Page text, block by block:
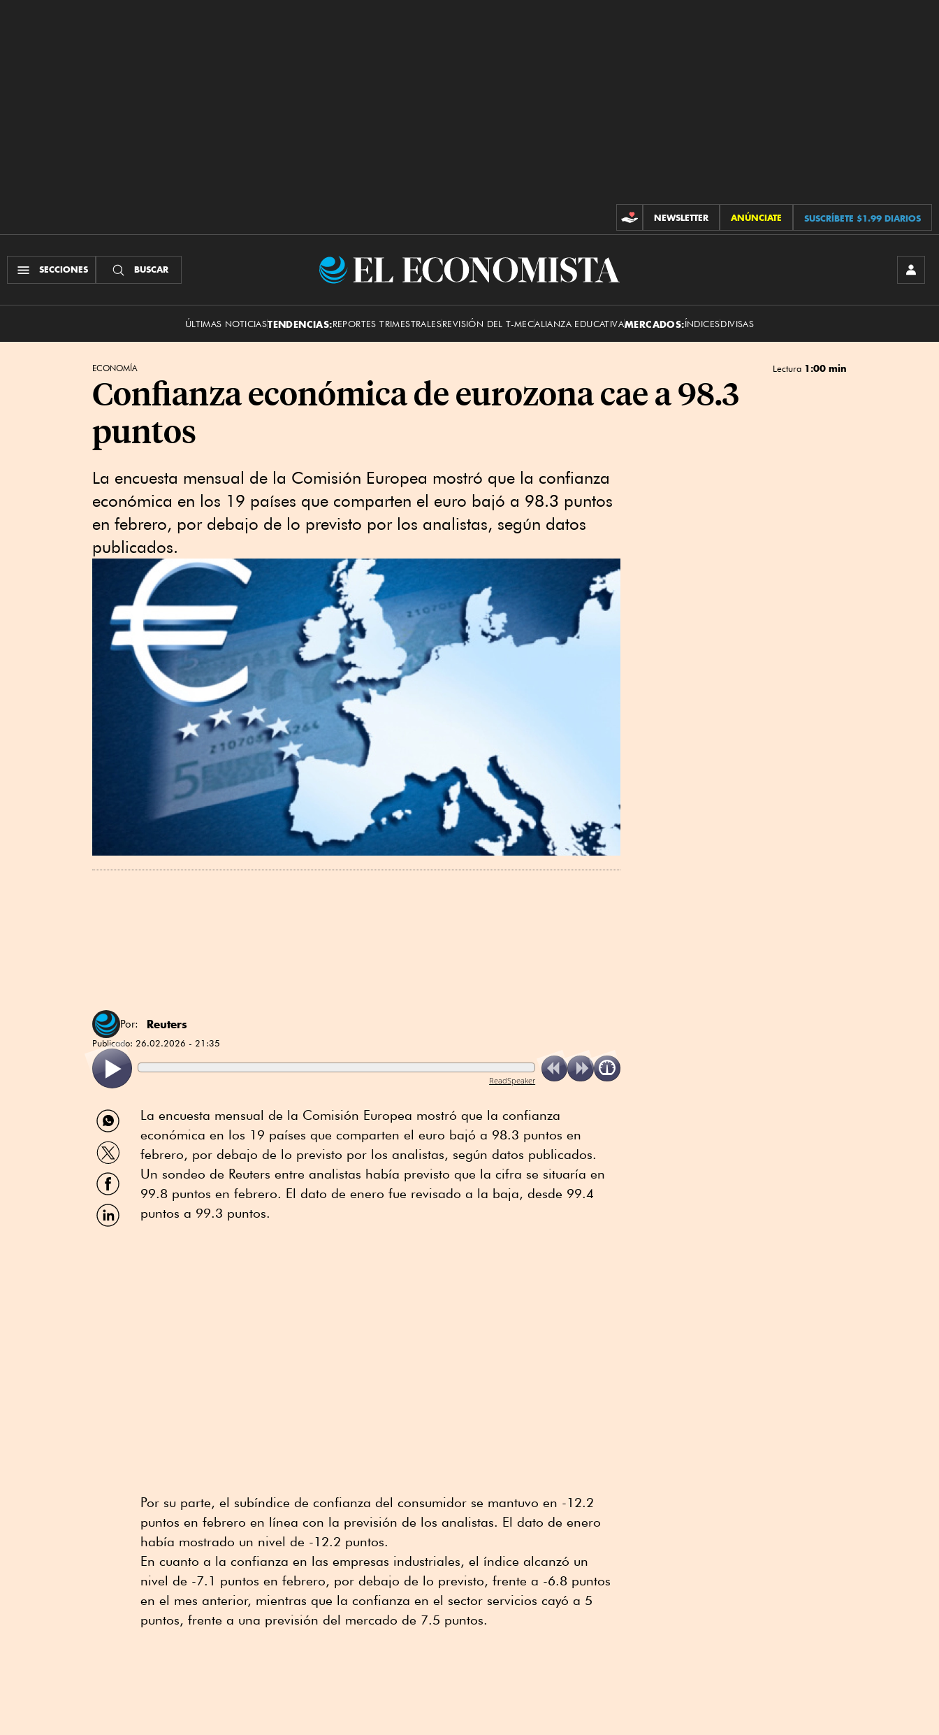
CONTRIBUCIONES
NEWSLETTER ANÚNCIATE SUSCRÍBETE $1.99 DIARIOS
SECCIONES BUSCAR
El
ÚLTIMAS NOTICIASTENDENCIAS:REPORTES TRIMESTRALESREVISIÓN DEL T-MECALIANZA EDUCATIVAMERCADOS:ÍNDICESDIVISAS
ECONOMÍA Lectura 1:00 min
Confianza económica de eurozona ​​​​​cae a 98.3
puntos​​​
La encuesta mensual de la Comisión Europea mostró que la confianza
económica en los 19 países que comparten el euro bajó a 98.3 puntos
en febrero, por debajo de lo previsto por los analistas, según datos
publicados.
Por: Reuters
Publicado: 26.02.2026 - 21:35
ReadSpeaker
Compartir
por
WhatsApp
Compartir
por
Twitter
Compartir
por
Facebook
Compartir
por
La encuesta mensual de la Comisión Europea mostró que la confianza
económica en los 19 países que comparten el euro bajó a 98.3 puntos en
febrero, por debajo de lo previsto por los analistas, según datos publicados.
Un sondeo de Reuters entre analistas había previsto que la cifra se situaría en
99.8 puntos en febrero. El dato de enero fue revisado a la baja, desde 99.4
puntos a 99.3 puntos.
Por su parte, el subíndice de confianza del consumidor se mantuvo en -12.2
puntos en febrero en línea con la previsión de los analistas. El dato de enero
había mostrado un nivel de -12.2 puntos.
En cuanto a la confianza en las empresas industriales, el índice alcanzó un
nivel de -7.1 puntos en febrero, por debajo de lo previsto, frente a -6.8 puntos
en el mes anterior, mientras que la confianza en el sector servicios cayó a 5
puntos, frente a una previsión del mercado de 7.5 puntos.